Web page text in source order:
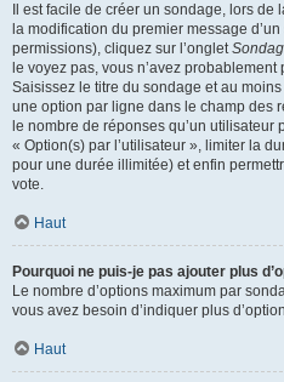
Il est facile de créer un sondage, lors
la modification du premier message
permissions), cliquez sur l’onglet
le voyez pas, vous n’avez
Saisissez le titre du sondage et au
une option par ligne dans le champ des
le nombre de réponses qu’un
« Option(s) par l’utilisateur », limiter la
pour une durée illimitée) et enfin
vote.
Haut
Pourquoi ne puis-je pas ajouter plus
Le nombre d’options maximum par
vous avez besoin d’indiquer plus
Haut